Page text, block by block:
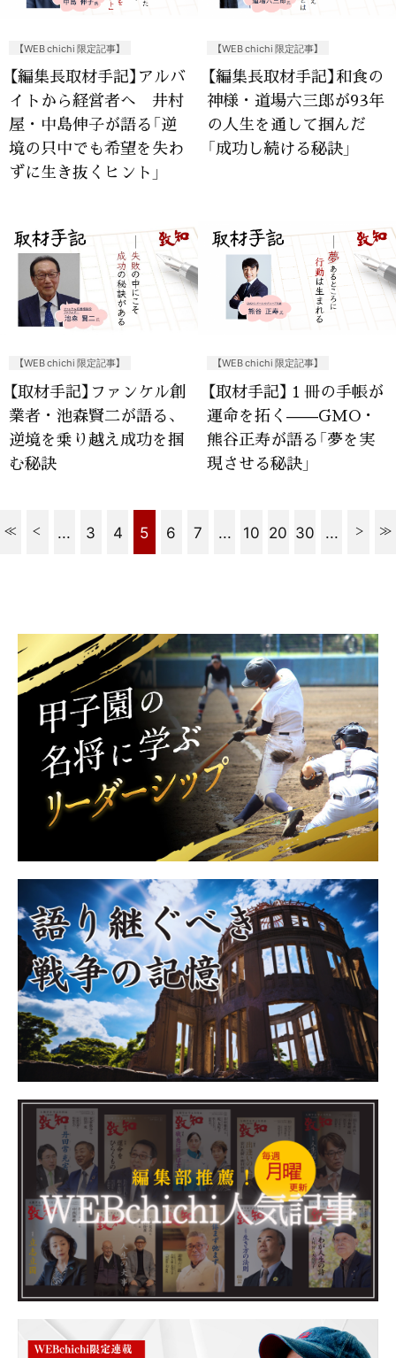
【WEB chichi 限定記事】
【編集長取材手記】アルバ
イトから経営者へ 井村
屋・中島伸子が語る「逆
境の只中でも希望を失わ
ずに生き抜くヒント」
【WEB chichi 限定記事】
【編集長取材手記】和食の
神様・道場六三郎が93年
の人生を通して掴んだ
「成功し続ける秘訣」
【WEB chichi 限定記事】
【取材手記】ファンケル創
業者・池森賢二が語る、
逆境を乗り越え成功を掴
む秘訣
【WEB chichi 限定記事】
【取材手記】１冊の手帳が
運命を拓く——GMO・
熊谷正寿が語る「夢を実
現させる秘訣」
... 3 4 5 6 7 ... 10 20 30 ...